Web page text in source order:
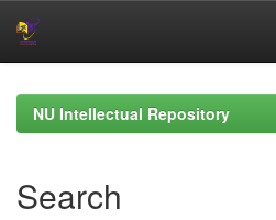
navigationNU Intellectual Repository
Search